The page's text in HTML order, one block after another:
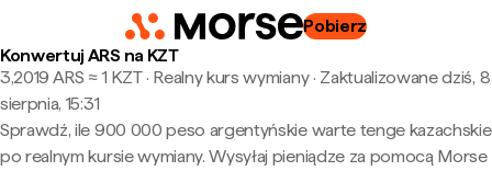
Pobierz
Konwertuj ARS na KZT
3,2019 ARS ≈ 1 KZT · Realny kurs wymiany· Zaktualizowane dziś, 8
sierpnia, 15:31
Sprawdź, ile 900 000 peso argentyńskie warte tenge kazachskie
po realnym kursie wymiany. Wysyłaj pieniądze za pomocą Morse